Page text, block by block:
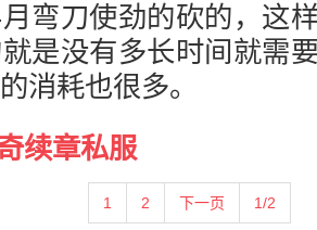
弯刀使劲的砍的，这
是没有多长时间就需
消耗也很多。
续章私服
1 2 下一页 1/2